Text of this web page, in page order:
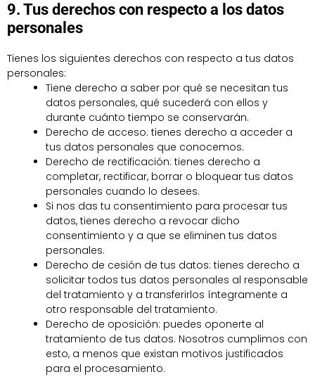
9. Tus derechos con respecto a los datos
personales
Tienes los siguientes derechos con respecto a tus datos
personales:
Tiene derecho a saber por qué se necesitan tus
datos personales, qué sucederá con ellos y
durante cuánto tiempo se conservarán.
Derecho de acceso: tienes derecho a acceder a
tus datos personales que conocemos.
Derecho de rectificación: tienes derecho a
completar, rectificar, borrar o bloquear tus datos
personales cuando lo desees.
Si nos das tu consentimiento para procesar tus
datos, tienes derecho a revocar dicho
consentimiento y a que se eliminen tus datos
personales.
Derecho de cesión de tus datos: tienes derecho a
solicitar todos tus datos personales al responsable
del tratamiento y a transferirlos íntegramente a
otro responsable del tratamiento.
Derecho de oposición: puedes oponerte al
tratamiento de tus datos. Nosotros cumplimos con
esto, a menos que existan motivos justificados
para el procesamiento.